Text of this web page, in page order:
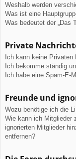
Weshalb werden
Was ist eine
Was bedeutet der „Das
Private
Ich kann keine
Ich bekomme ständig
Ich habe eine Spam-E-
Freunde und
Wozu benötige ich die
Wie kann ich Mitglieder
ignorierten Mitglieder
entfernen?